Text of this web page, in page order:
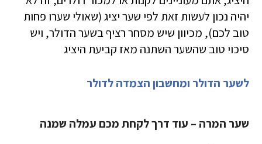
יהיה נכון לעשות זאת לפי שער יציג (שאולי שערו פחות
טוב לכם), מכיוון שיש מסחר רציף בשער הדולר, ויש
סיכוי טוב שהשער השתנה מאז קביעת היציג
לשער הדולר ומחשבון הצמדה לדולר
שער המרה – עוד דרך לקחת מכם עמלה שמנה